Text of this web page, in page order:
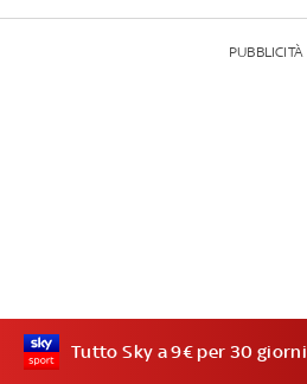
PUBBLICITÀ
Tutto Sky a 9€ per 30 giorni